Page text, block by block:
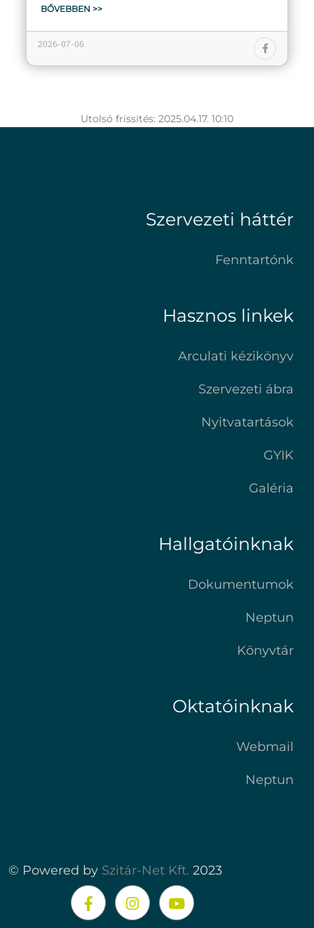
BŐVEBBEN >>
2026-07-06
Utolsó frissítés: 2025.04.17. 10:10
Szervezeti háttér
Fenntartónk
Hasznos linkek
Arculati kézikönyv
Szervezeti ábra
Nyitvatartások
GYIK
Galéria
Hallgatóinknak
Dokumentumok
Neptun
Könyvtár
Oktatóinknak
Webmail
Neptun
© Powered by Szitár-Net Kft. 2023